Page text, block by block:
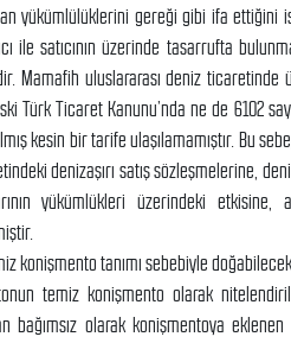
yükümlülüklerini gereği gibi ifa ettiğini
ile satıcının üzerinde tasarrufta
Mamafih uluslararası deniz
Türk Ticaret Kanunu’nda ne de 6102
kesin bir tarife ulaşılamamıştır. Bu
denizaşırı satış sözleşmelerine,
yükümlükleri üzerindeki
konişmento tanımı sebebiyle
temiz konişmento olarak
bağımsız olarak konişmentoya